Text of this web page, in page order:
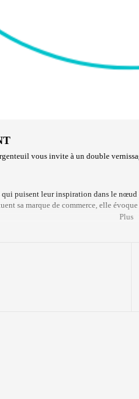
Plus
vous invite à un double
qui puisent leur inspiration dans le
sa marque de commerce, elle